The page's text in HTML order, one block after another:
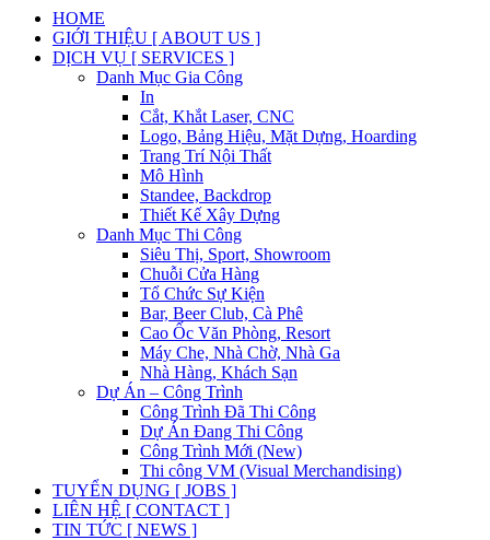
HOME
GIỚI THIỆU [ ABOUT US ]
DỊCH VỤ [ SERVICES ]
Danh Mục Gia Công
In
Cắt, Khắt Laser, CNC
Logo, Bảng Hiệu, Mặt Dựng, Hoarding
Trang Trí Nội Thất
Mô Hình
Standee, Backdrop
Thiết Kế Xây Dựng
Danh Mục Thi Công
Siêu Thị, Sport, Showroom
Chuỗi Cửa Hàng
Tổ Chức Sự Kiện
Bar, Beer Club, Cà Phê
Cao Ốc Văn Phòng, Resort
Máy Che, Nhà Chờ, Nhà Ga
Nhà Hàng, Khách Sạn
Dự Án – Công Trình
Công Trình Đã Thi Công
Dự Án Đang Thi Công
Công Trình Mới (New)
Thi công VM (Visual Merchandising)
TUYỂN DỤNG [ JOBS ]
LIÊN HỆ [ CONTACT ]
TIN TỨC [ NEWS ]